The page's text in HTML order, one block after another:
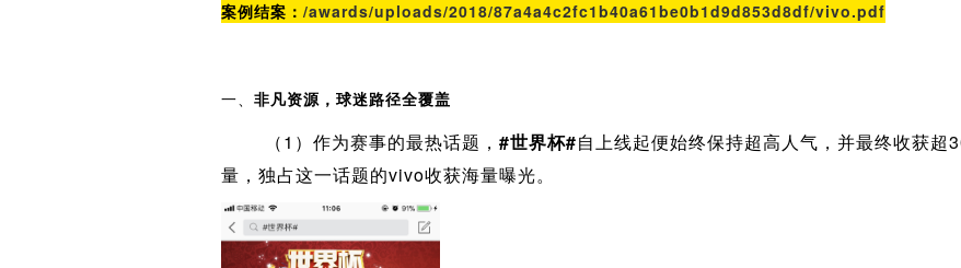
案例结案： /awards/uploads/2018/87a4a4c2fc1b40a61be0b1d9d853d8df/vivo.pdf
一、 非凡资源，球迷路径全覆盖
（1）作为赛事的最热话题， #世界杯#自上线起便始终保持超高人气，并最终收获
量，独占这一话题的vivo收获海量曝光。